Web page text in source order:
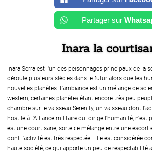
Partager sur
Inara la
Inara Serra est l'un des personnages principaux de la
déroule plusieurs siècles dans le futur alors que les
nouvelles planètes. L'ambiance est un mélange de
western, certaines planètes étant encore très peu
chambre sur le vaisseau Serenity, un vaisseau dont
hostile à l'Alliance militaire qui dirige l'humanité, n'est
est une courtisane, sorte de mélange entre une escort
dont l'activité est très respectée. Elle est considérée
haute société, ce qui apporte un peu de respectabilité